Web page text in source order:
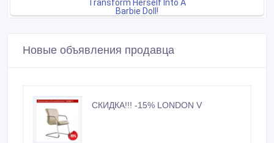
Новые объявления продавца
СКИДКА!!! -15% LONDON V